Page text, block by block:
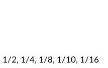
1/2, 1/4, 1/8, 1/10, 1/16